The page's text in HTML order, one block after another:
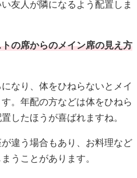
したほうが喜ばれますね。
うことがあります。
しょう。